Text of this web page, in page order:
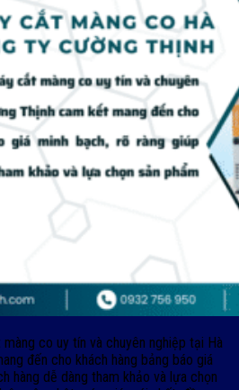
co uy tín và chuyên nghiệp tại Hà
đến cho khách hàng bảng báo giá
hàng dễ dàng tham khảo và lựa chọn